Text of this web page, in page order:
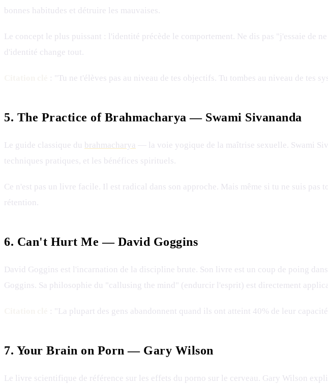
bonnes habitudes et détruire les mauvaises.
Le concept le plus puissant : l'identité précède le comportement. Ne dis pas "j'essaie de
d'identité change tout.
: "Tu ne t'élèves pas au niveau de tes objectifs. Tu tombes au niveau de tes
5. The Practice of Brahmacharya — Swami Sivananda
Le guide classique du brahmacharya — la voie yogique de la maîtrise sexuelle. Swami
techniques pratiques, et les bénéfices spirituels.
Ce n'est pas un livre facile. Il est radical dans son approche. Mais même si tu ne suis
rétention.
6. Can't Hurt Me — David Goggins
David Goggins est l'incarnation de la discipline brute. Son livre est un coup de poing
Goggins. Sa philosophie du "callusing the mind" (endurcir l'esprit) est directement
: "La plupart des gens abandonnent quand ils ont atteint 40% de leur
7. Your Brain on Porn — Gary Wilson
Le livre scientifique de référence sur les effets du porno sur le cerveau. Gary Wilson